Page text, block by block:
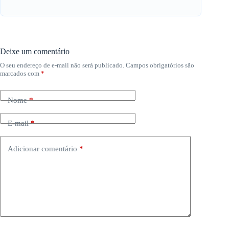
Deixe um comentário
O seu endereço de e-mail não será publicado. Campos obrigatórios são
marcados com *
Nome*
E-mail*
Adicionar comentário *